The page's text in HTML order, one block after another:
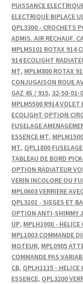
PUISSANCE
ELECTRIQUE BIPLACE
QPL3300 - CROCHETS
ADMIS. AIR RECHAUF.
MPLM5101 ROTAX 914
914 ECOLIGHT
MT, MPLM800 ROTAX
CONJUGAISON ROUE
GAZ 4S / 915, 32-50-01-
MPLM5500 R914 VOLET
ECOLIGHT OPTION
FUSELAGE
ESSENCE MT,
MT, QPL1800
TABLEAU DE BORD
OPTION RADIATEUR
VERIN INCOLORE OU
MPL0603 VERRIERE
QPL3101 - SIEGES ET
OPTION ANTI-SHIMMY
UP, MPLH1000 - HELICE
MPL1003 COMMANDE
MOTEUR, MPL0905
COMMANDE PAS
CB, QPLH1115 - HELICE
ESSENCE, QPL3200